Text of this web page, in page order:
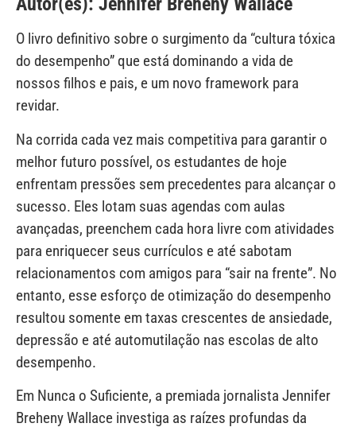
O livro definitivo sobre o surgimento da “cultura tóxica
do desempenho” que está dominando a vida de
nossos filhos e pais, e um novo framework para
revidar.
Na corrida cada vez mais competitiva para garantir o
melhor futuro possível, os estudantes de hoje
enfrentam pressões sem precedentes para alcançar o
sucesso. Eles lotam suas agendas com aulas
avançadas, preenchem cada hora livre com atividades
para enriquecer seus currículos e até sabotam
relacionamentos com amigos para “sair na frente”. No
entanto, esse esforço de otimização do desempenho
resultou somente em taxas crescentes de ansiedade,
depressão e até automutilação nas escolas de alto
desempenho.
Em Nunca o Suficiente, a premiada jornalista Jennifer
Breheny Wallace investiga as raízes profundas da